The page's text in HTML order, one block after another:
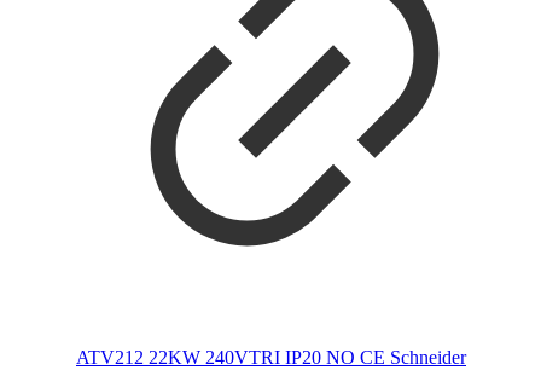
ATV212 22KW 240VTRI IP20 NO CE Schneider